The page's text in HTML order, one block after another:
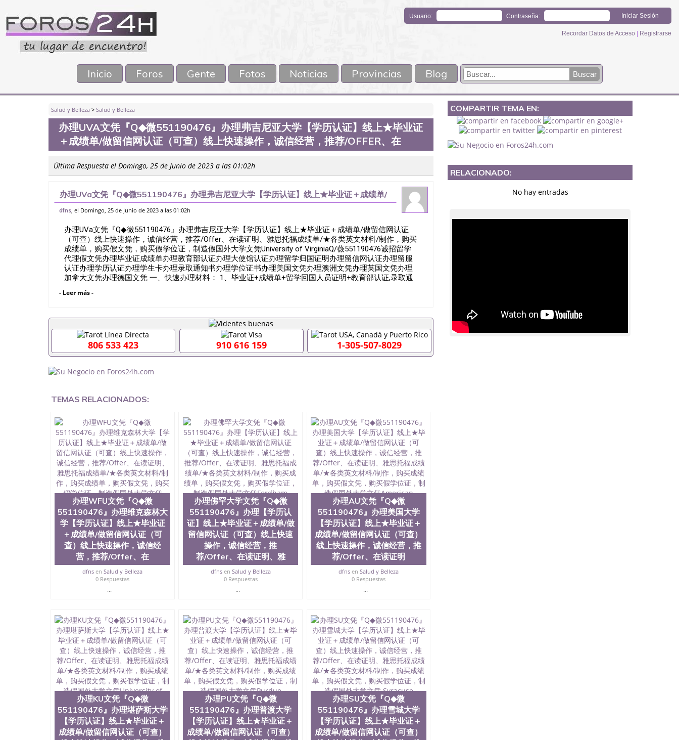
Usuario: Contraseña:
Recordar Datos de Acceso Registrarse
Inicio Foros Gente Fotos Noticias Provincias Blog
Salud y Belleza > Salud y Belleza
办理UVA文凭『Q◆微551190476』办理弗吉尼亚大学【学历认证】线上★毕业证
＋成绩单/做留信网认证（可查）线上快速操作，诚信经营，推荐/OFFER、在
Última Respuesta el Domingo, 25 de Junio de 2023 a las 01:02h
办理UVa文凭『Q◆微551190476』办理弗吉尼亚大学【学历认证】线上★毕业证＋成绩单/
做留信网认证（可查）线上快速操作，诚信经营，推荐/Offer、在
dfns, el Domingo, 25 de Junio de 2023 a las 01:02h
办理UVa文凭『Q◆微551190476』办理弗吉尼亚大学【学历认证】线上★毕业证＋成绩单/做留信网认证
（可查）线上快速操作，诚信经营，推荐/Offer、在读证明、雅思托福成绩单/★各类英文材料/制作，购买
成绩单，购买假文凭，购买假学位证，制造假国外大学文凭University of VirginiaQ/薇551190476诚招留学
代理假文凭办理毕业证成绩单办理教育部认证办理大使馆认证办理留学归国证明办理留信网认证办理留服
认证办理学历认证办理学生卡办理录取通知书办理学位证书办理美国文凭办理澳洲文凭办理英国文凭办理
加拿大文凭办理德国文凭 一、快速办理材料： 1、毕业证+成绩单+留学回国人员证明+教育部认证,录取通
OFFER，在读证明，学生卡等留学相关材料（申请学校、转学，甚至是申请工签都可以用到）。 注：上述
内找工作假的毕业证可以用吗551190476假的毕业证成绩单可以办学历认证吗551190476要定居国外需要办
理什么材料551190476入职事业单位/国企假的毕业证会查吗551190476入职国企/事业单位需要些什么材料
551190476办理假毕业证在国内能用吗, 挂科拿不到毕业证怎么办, 毕业证丢了怎么办, 没有正常毕业怎么办
理毕业证,没毕业可以办学历认证吗,您是否因为中途辍学、挂科而没有正常毕业551190476您是否因为递交
材料不齐而被拒之门外551190476您是否因没正常毕业而导致回国得不到教育部认证在校挂科了不想读了,
理本科/硕士毕业证551190476网上买文凭可靠吗551190476哪里可以买国外文凭551190476国外本科毕业
以办理加拿大毕业证551190476申请学校办理假的毕业证成绩单可以吗551190476哪里可以办理水印成绩单
551190476 如何拿到国外毕业证QQ微信551190476办假大学毕业证QQ微信551190476国外毕业证去哪认证
QQ微信551190476找毕业证封皮QQ微信551190476国外毕业证外壳定制QQ微信551190476快速代办国外毕
业证QQ微信551190476快速拿到国外文凭QQ微信551190476国外留学文凭认证QQ微信551190476国外文凭
回国认证QQ微信551190476泰国文凭办理QQ微信551190476法国留学回国证明QQ微信551190476 国外烫金
照片QQ微信551190476外国文凭在中国有用吗QQ微信551190476德国留学回国证明QQ微信551190476爱尔
兰留学回国证明QQ微信551190476国外硕士文凭办理QQ微信551190476 网上买文凭可靠吗QQ微信
551190476买国外文凭质量QQ微信551190476国外本科毕业证怎么办理QQ微信551190476国外大学文凭真
制作QQ微信551190476办国外文凭可找工作QQ微信551190476国外大学有毕业证QQ微信551190476办理国
外毕业证价格QQ微信551190476国外编号查询QQ微信551190476办理国外文凭要交定金吗QQ微信
551190476办国外可查文凭QQ微信551190476网上购买真文凭可信吗QQ微信551190476学士学位证书查询
机构QQ微信551190476 国外资格证书办理QQ微信551190476如何办理学历认证QQ微信551190476海外文凭
认证办理QQ微信551190476 圣何塞州立大学（San Jose State University, 又译为“圣荷西州立大学”）成立于
1857年，简称SJSU，是加州历史悠久的大学之一，也是美西地区的公立大学之一。位于圣何塞市San Jose
中心，占地154公顷。它是一所位于加利福尼亚州的著名综合性公立大学，它以极高的就业率，全美名列前
茅的毕业薪资，浓厚的多元化学术氛围，杰出的本科教育质量，被《福克斯》杂志评选为全美50强公立综
合性大学，每年有来自世界各地的成百上千的海外学生前往求学。 至今，这是一所在世界上享有学术地
位、声誉、实习机会和影响力的高等教育机构，并获誉为美国本科教育质量的核心代表。其计算机系与会
计系更是在当今美国大学教学排名中表现优异。其毕业生大多可以在其所处地域的世界硅谷中心得到工作
机会。许多硅谷公司甚至在学生大三和大四的学期提供许多相应科系的实习机会。无论是加州大学系统
学座落于硅谷(Silicon Valley), 于附近的旧金山-圣何塞地区为全美的重要科技中心。约有学生三万人，超过
134种学士学科和65个硕士学科，并有来自世界60余国的学生来此就读。其有名的科系如计算机科学，电
子工程学，工商管理学，艺术设计，和航空学等，深受性肯定及好评；而各种大学部和研究所的商学课程
也吸引了众多不同国家的专业人士前来研究与学习。 二、办理流程： 1、收集客户办理信息； 2、客户付
定金下单； 3、公司确认到账转制作点做电子图； 4、电子图做好发给客户确认； 5、电子图确认好转成品
部做成品； 6、成品做好拍照或者视频确认再付余款； 7、快递给客户（国内顺丰，国外DHL）。 三、真实
网上可查的证明材料 1、教育部学历学位认证，留服真实存档可查，存档。 2、留学回国人员证明（使馆认
证），使馆网站真实存档可查。 3、留信网真实可查认证办理，存档可查，终身受用。 四、办理流程农业
科学院、艺术与建筑学院、商学院、交流学院、地球及物质科学院、教育学院、工程学院、健康与人类发
展学院、信息工程与科学学院、人文学院、护理学院、科学学院等。学校的教育学院排名在全美前十名，
工学院排名在前十五名，且继续攀升中。纽约大学为学生们提供本科、硕士及博士学位。学校的专业课程
包括：会计学、MBA、财务、教育、建筑工程、经济、医学、护理、文学、音乐、生物学、统计学、美
术、电子工程、天文学、农业、环境污染控制、历史、电气工程、生物工程、建筑设计、工商管理、材料
- Leer más -
806 533 423 910 616 159 1-305-507-8029
TEMAS RELACIONADOS:
办理WFU文凭『Q◆微
551190476』办理维克森林大
学【学历认证】线上★毕业证
＋成绩单/做留信网认证（可
查）线上快速操作，诚信经
营，推荐/Offer、在
dfns enSalud y Belleza
0 Respuestas
...
办理佛罕大学文凭『Q◆微
551190476』办理【学历认
证】线上★毕业证＋成绩单/做
留信网认证（可查）线上快速
操作，诚信经营，推
荐/Offer、在读证明、雅
dfnsen Salud y Belleza
0 Respuestas
...
办理AU文凭『Q◆微
551190476』办理美国大学
【学历认证】线上★毕业证＋
成绩单/做留信网认证（可查）
线上快速操作，诚信经营，推
荐/Offer、在读证明
dfns enSalud y Belleza
0 Respuestas
...
办理KU文凭『Q◆微
551190476』办理堪萨斯大学
【学历认证】线上★毕业证＋
成绩单/做留信网认证（可查）
办理PU文凭『Q◆微
551190476』办理普渡大学
【学历认证】线上★毕业证＋
成绩单/做留信网认证（可查）
办理SU文凭『Q◆微
551190476』办理雪城大学
【学历认证】线上★毕业证＋
成绩单/做留信网认证（可查）
COMPARTIR TEMA EN:
RELACIONADO:
No hay entradas